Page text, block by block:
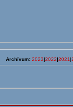
Archívum: 2023|2022|2021|